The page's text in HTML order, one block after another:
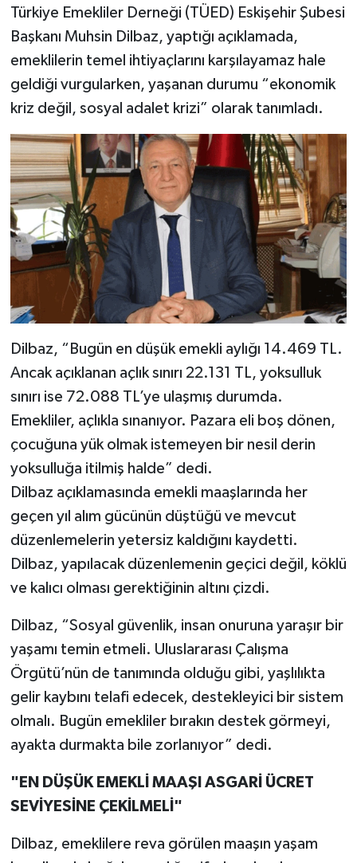
Türkiye Emekliler Derneği (TÜED) Eskişehir Şubesi
Başkanı Muhsin Dilbaz, yaptığı açıklamada,
emeklilerin temel ihtiyaçlarını karşılayamaz hale
geldiği vurgularken, yaşanan durumu “ekonomik
kriz değil, sosyal adalet krizi” olarak tanımladı.
Dilbaz, “Bugün en düşük emekli aylığı 14.469 TL.
Ancak açıklanan açlık sınırı 22.131 TL, yoksulluk
sınırı ise 72.088 TL’ye ulaşmış durumda.
Emekliler, açlıkla sınanıyor. Pazara eli boş dönen,
çocuğuna yük olmak istemeyen bir nesil derin
yoksulluğa itilmiş halde” dedi.
Dilbaz açıklamasında emekli maaşlarında her
geçen yıl alım gücünün düştüğü ve mevcut
düzenlemelerin yetersiz kaldığını kaydetti.
Dilbaz, yapılacak düzenlemenin geçici değil, köklü
ve kalıcı olması gerektiğinin altını çizdi.
Dilbaz, “Sosyal güvenlik, insan onuruna yaraşır bir
yaşamı temin etmeli. Uluslararası Çalışma
Örgütü’nün de tanımında olduğu gibi, yaşlılıkta
gelir kaybını telafi edecek, destekleyici bir sistem
olmalı. Bugün emekliler bırakın destek görmeyi,
ayakta durmakta bile zorlanıyor” dedi.
"EN DÜŞÜK EMEKLİ MAAŞI ASGARİ ÜCRET
SEVİYESİNE ÇEKİLMELİ"
Dilbaz, emeklilere reva görülen maaşın yaşam